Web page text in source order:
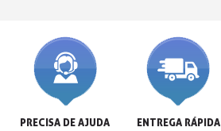
PRECISA DE AJUDA ENTREGA RÁPIDA